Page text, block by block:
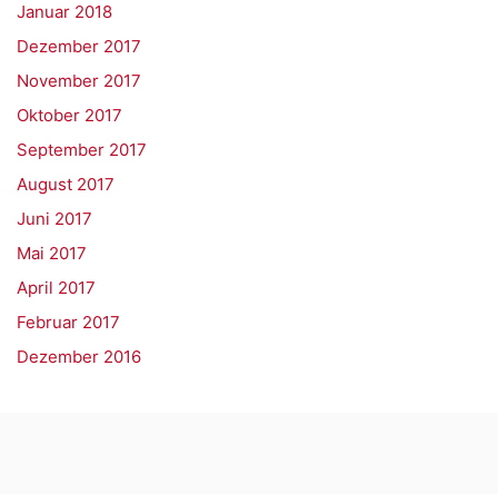
Januar 2018
Dezember 2017
November 2017
Oktober 2017
September 2017
August 2017
Juni 2017
Mai 2017
April 2017
Februar 2017
Dezember 2016